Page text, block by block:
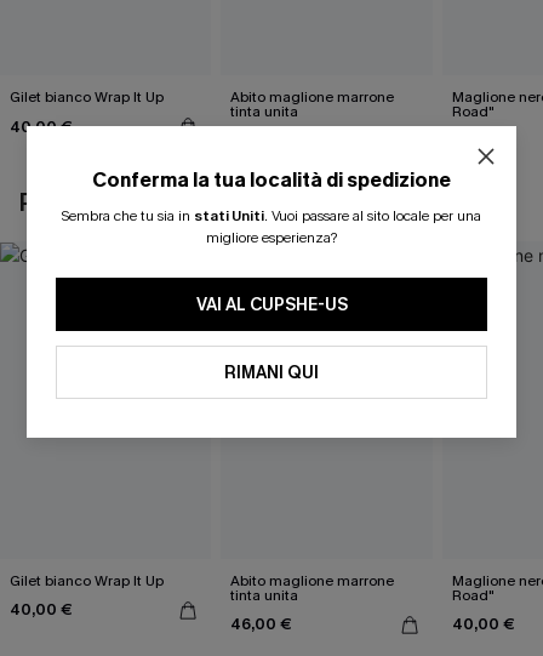
Gilet bianco Wrap It Up
40,00 €
Abito maglione marrone
tinta unita
Maglione
Road"
POTREBBE INTERESSARTI ANCHE
Gilet bianco Wrap It Up
40,00 €
Abito maglione marrone
tinta unita
46,00 €
Maglione
Road"
40,00 €
Conferma la tua località di spedizione
Sembra che tu sia in stati Uniti. Vuoi passare al sito locale per una
migliore esperienza?
VAI AL CUPSHE-US
RIMANI QUI